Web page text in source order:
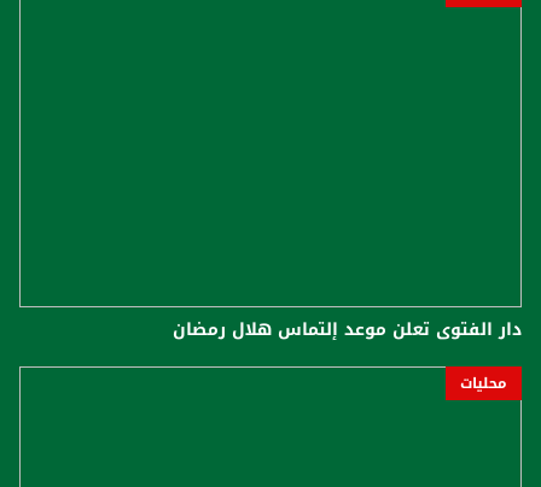
دار الفتوى تعلن موعد إلتماس هلال رمضان
محليات